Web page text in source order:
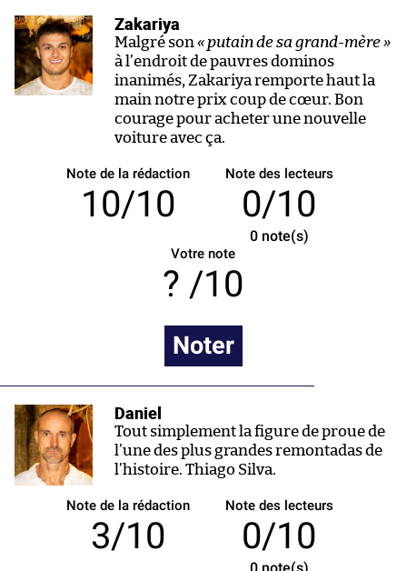
Zakariya
Malgré son « putain de sa grand-mère »
à l’endroit de pauvres dominos
inanimés, Zakariya remporte haut la
main notre prix coup de cœur. Bon
courage pour acheter une nouvelle
voiture avec ça.
Note de la rédaction
10/10
Note des lecteurs
0/10
0note(s)
Votre note
/10
Noter
Daniel
Tout simplement la figure de proue de
l’une des plus grandes remontadas de
l’histoire. Thiago Silva.
Note de la rédaction
3/10
Note des lecteurs
0/10
0note(s)